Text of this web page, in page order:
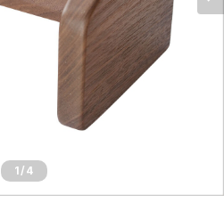
1 /4